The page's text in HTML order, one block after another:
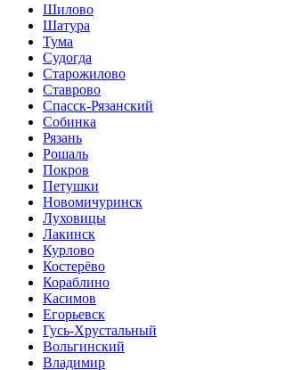
Шилово
Шатура
Тума
Судогда
Старожилово
Ставрово
Спасск-Рязанский
Собинка
Рязань
Рошаль
Покров
Петушки
Новомичуринск
Луховицы
Лакинск
Курлово
Костерёво
Кораблино
Касимов
Егорьевск
Гусь-Хрустальный
Вольгинский
Владимир